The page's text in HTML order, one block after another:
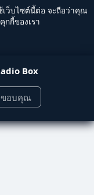
เว็บไซต์นี้ต่อ จะถือว่าคุณ
กกี้ของเรา
Box
อบคุณ